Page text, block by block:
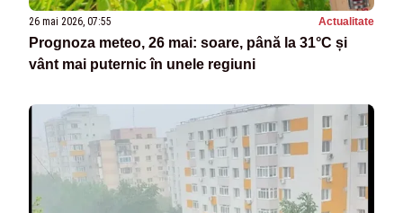
26 mai 2026, 07:55 Actualitate
Prognoza meteo, 26 mai: soare, până la 31°C și
vânt mai puternic în unele regiuni